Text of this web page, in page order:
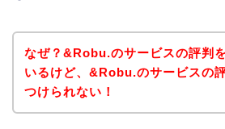
なぜ？&Robu.のサービスの評判
いるけど、&Robu.のサービスの
つけられない！